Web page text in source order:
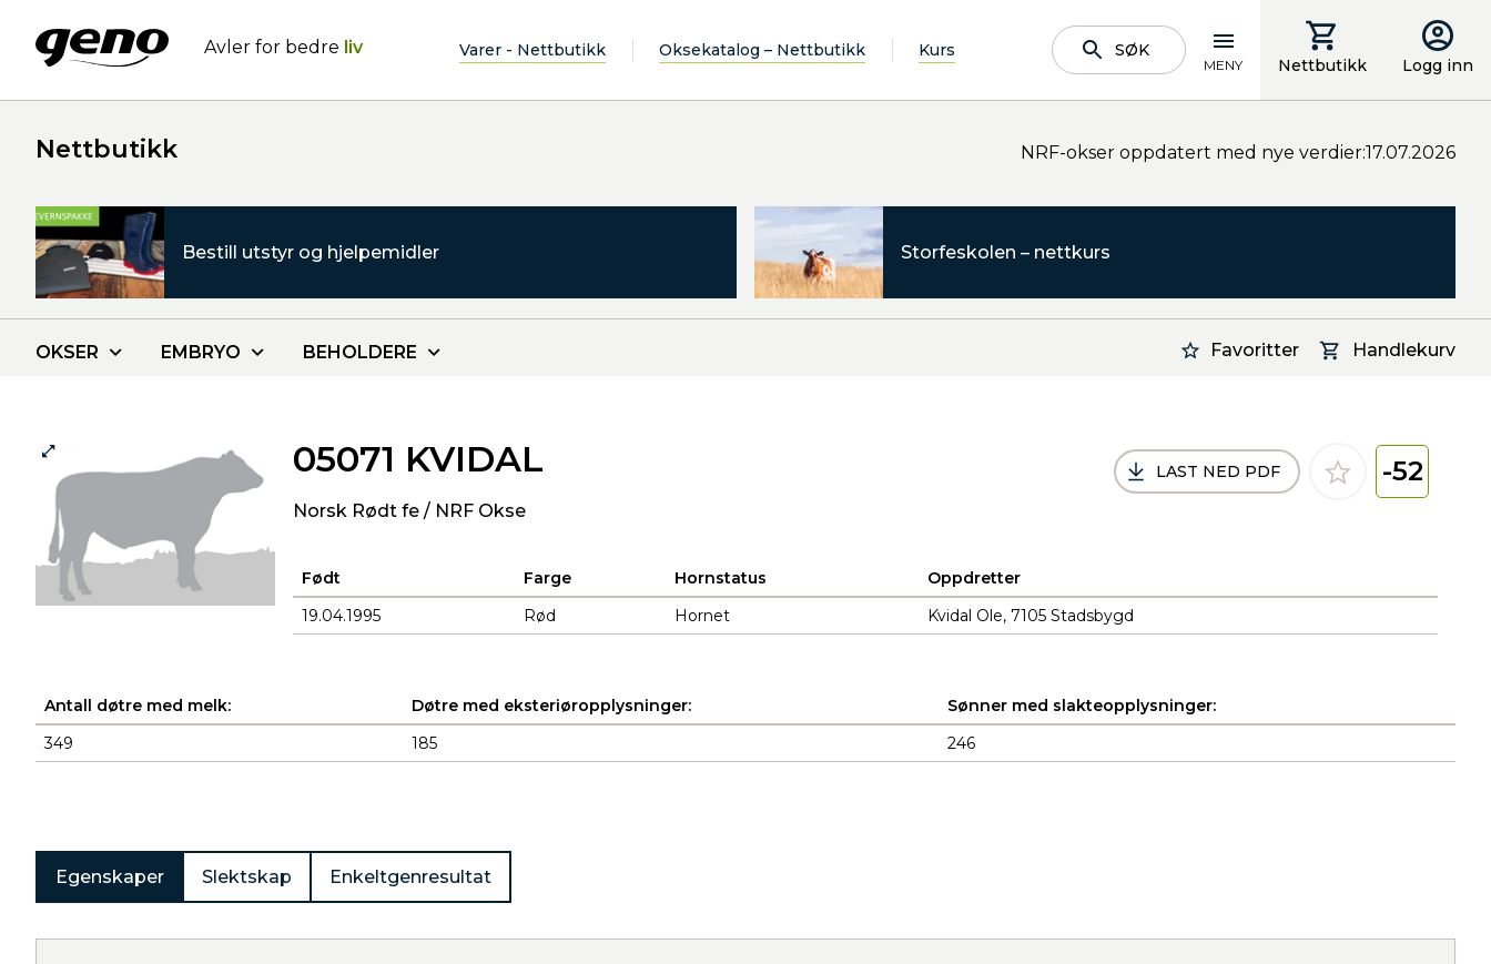
Avler for bedre liv Varer - Nettbutikk Oksekatalog – Nettbutikk Kurs SØK
MENY Nettbutikk Logg inn
Nettbutikk NRF-okser oppdatert med nye verdier:17.07.2026
Bestill utstyr og hjelpemidler Storfeskolen – nettkurs
Favoritter Handlekurv
OKSER EMBRYO BEHOLDERE
05071 KVIDAL
Norsk Rødt fe / NRF Okse
LAST NED PDF -52
Født Farge Hornstatus
Oppdretter
19.04.1995
Rød Hornet Kvidal Ole, 7105 Stadsbygd
Antall døtre med melk: Døtre med eksteriøropplysninger:
Sønner med slakteopplysninger:
349
185 246
Egenskaper Slektskap Enkeltgenresultat